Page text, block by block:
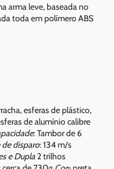
arma leve, baseada no
toda em polímero ABS
esferas de plástico,
de alumínio calibre
: Tambor de 6
de disparo: 134 m/s
e Dupla2 trilhos